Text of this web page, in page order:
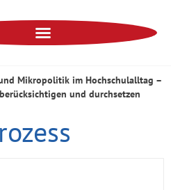
Mikropolitik im Hochschulalltag –
und durchsetzen